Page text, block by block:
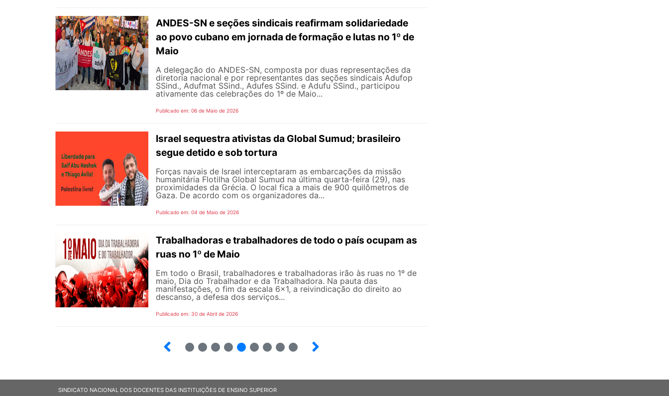
ANDES-SN e seções sindicais reafirmam solidariedade
ao povo cubano em jornada de formação e lutas no 1º de
Maio
A delegação do ANDES-SN, composta por duas representações da
diretoria nacional e por representantes das seções sindicais Adufop
SSind., Adufmat SSind., Adufes SSind. e Adufu SSind., participou
ativamente das celebrações do 1º de Maio...
Publicado em: 06 de Maio de 2026
Israel sequestra ativistas da Global Sumud; brasileiro
segue detido e sob tortura
Forças navais de Israel interceptaram as embarcações da missão
humanitária Flotilha Global Sumud na última quarta-feira (29), nas
proximidades da Grécia. O local fica a mais de 900 quilômetros de
Gaza. De acordo com os organizadores da...
Publicado em: 04 de Maio de 2026
Trabalhadoras e trabalhadores de todo o país ocupam as
ruas no 1º de Maio
Em todo o Brasil, trabalhadores e trabalhadoras irão às ruas no 1º de
maio, Dia do Trabalhador e da Trabalhadora. Na pauta das
manifestações, o fim da escala 6×1, a reivindicação do direito ao
descanso, a defesa dos serviços...
Publicado em: 30 de Abril de 2026
SINDICATO NACIONAL DOS DOCENTES DAS INSTITUIÇÕES DE ENSINO SUPERIOR